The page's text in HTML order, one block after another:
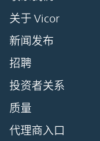
关于 Vicor
新闻发布
招聘
投资者关系
质量
代理商入口